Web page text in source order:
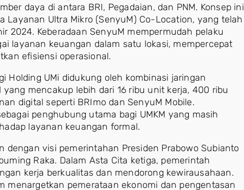
daya di antara BRI, Pegadaian, dan PNM. Konsep ini
Layanan Ultra Mikro (SenyuM) Co-Location, yang telah
2024. Keberadaan SenyuM mempermudah pelaku
layanan keuangan dalam satu lokasi, mempercepat
efisiensi operasional.
Holding UMi didukung oleh kombinasi jaringan
mencakup lebih dari 16 ribu unit kerja, 400 ribu
digital seperti BRImo dan SenyuM Mobile.
penghubung utama bagi UMKM yang masih
layanan keuangan formal.
dengan visi pemerintahan Presiden Prabowo Subianto
Raka. Dalam Asta Cita ketiga, pemerintah
kerja berkualitas dan mendorong kewirausahaan.
menargetkan pemerataan ekonomi dan pengentasan